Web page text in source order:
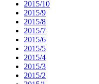
2015/10
2015/9
2015/8
2015/7
2015/6
2015/5
2015/4
2015/3
2015/2